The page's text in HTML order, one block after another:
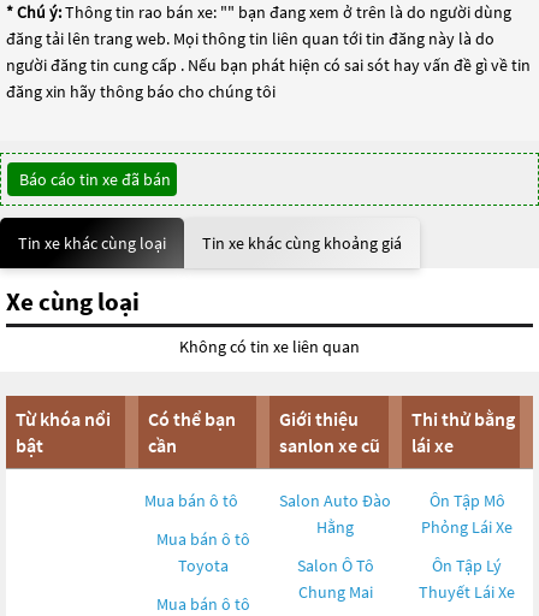
* Chú ý:Thông tin rao bán xe: "" bạn đang xem ở trên là do người dùng
đăng tải lên trang web. Mọi thông tin liên quan tới tin đăng này là do
người đăng tin cung cấp . Nếu bạn phát hiện có sai sót hay vấn đề gì về tin
đăng xin hãy thông báo cho chúng tôi
Báo cáo tin xe đã bán
Tin xe khác cùng loại Tin xe khác cùng khoảng giá
Xe cùng loại
Không có tin xe liên quan
Từ khóa nổi
bật
Có thể bạn
cần
Mua bán ô tô
Mua bán ô tô
Toyota
Mua bán ô tô
Giới thiệu
sanlon xe cũ
Salon Auto Đào
Hằng
Salon Ô Tô
Chung Mai
Thi thử bằng
lái xe
Ôn Tập Mô
Phỏng Lái Xe
Ôn Tập Lý
Thuyết Lái Xe